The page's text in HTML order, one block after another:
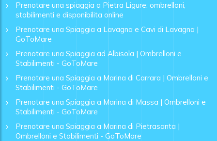
Prenotare una spiaggia a Pietra Ligure: ombrelloni,
stabilimenti e disponibilita online
Prenotare una Spiaggia a Lavagna e Cavi di Lavagna |
GoToMare
Prenotare una Spiaggia ad Albisola | Ombrelloni e
Stabilimenti - GoToMare
Prenotare una Spiaggia a Marina di Carrara | Ombrelloni e
Stabilimenti - GoToMare
Prenotare una Spiaggia a Marina di Massa | Ombrelloni e
Stabilimenti - GoToMare
Prenotare una Spiaggia a Marina di Pietrasanta |
Ombrelloni e Stabilimenti - GoToMare